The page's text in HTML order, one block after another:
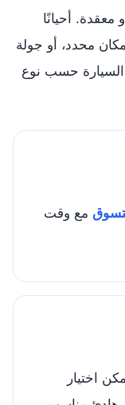
أحيانًا
محدد، أو جولة
السيارة حسب نوع
مع وقت
اختيار